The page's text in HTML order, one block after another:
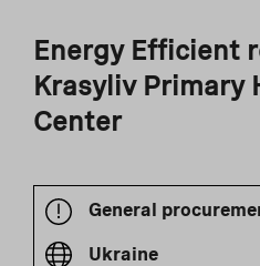
Energy Efficient
Krasyliv Primary
Center
General
Ukraine